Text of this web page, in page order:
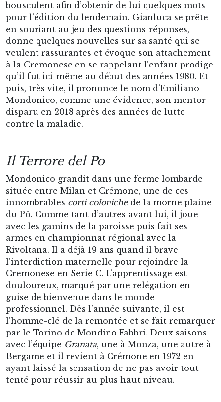
bousculent afin d’obtenir de lui quelques mots
pour l’édition du lendemain. Gianluca se prête
en souriant au jeu des questions-réponses,
donne quelques nouvelles sur sa santé qui se
veulent rassurantes et évoque son attachement
à la Cremonese en se rappelant l’enfant prodige
qu’il fut ici-même au début des années 1980. Et
puis, très vite, il prononce le nom d’Emiliano
Mondonico, comme une évidence, son mentor
disparu en 2018 après des années de lutte
contre la maladie.
Il Terrore del Po
Mondonico grandit dans une ferme lombarde
située entre Milan et Crémone, une de ces
innombrables corti colonichede la morne plaine
du Pô. Comme tant d’autres avant lui, il joue
avec les gamins de la paroisse puis fait ses
armes en championnat régional avec la
Rivoltana. Il a déjà 19 ans quand il brave
l’interdiction maternelle pour rejoindre la
Cremonese en Serie C. L’apprentissage est
douloureux, marqué par une relégation en
guise de bienvenue dans le monde
professionnel. Dès l’année suivante, il est
l’homme-clé de la remontée et se fait remarquer
par le Torino de Mondino Fabbri. Deux saisons
avec l’équipe Granata, une à Monza, une autre à
Bergame et il revient à Crémone en 1972 en
ayant laissé la sensation de ne pas avoir tout
tenté pour réussir au plus haut niveau.